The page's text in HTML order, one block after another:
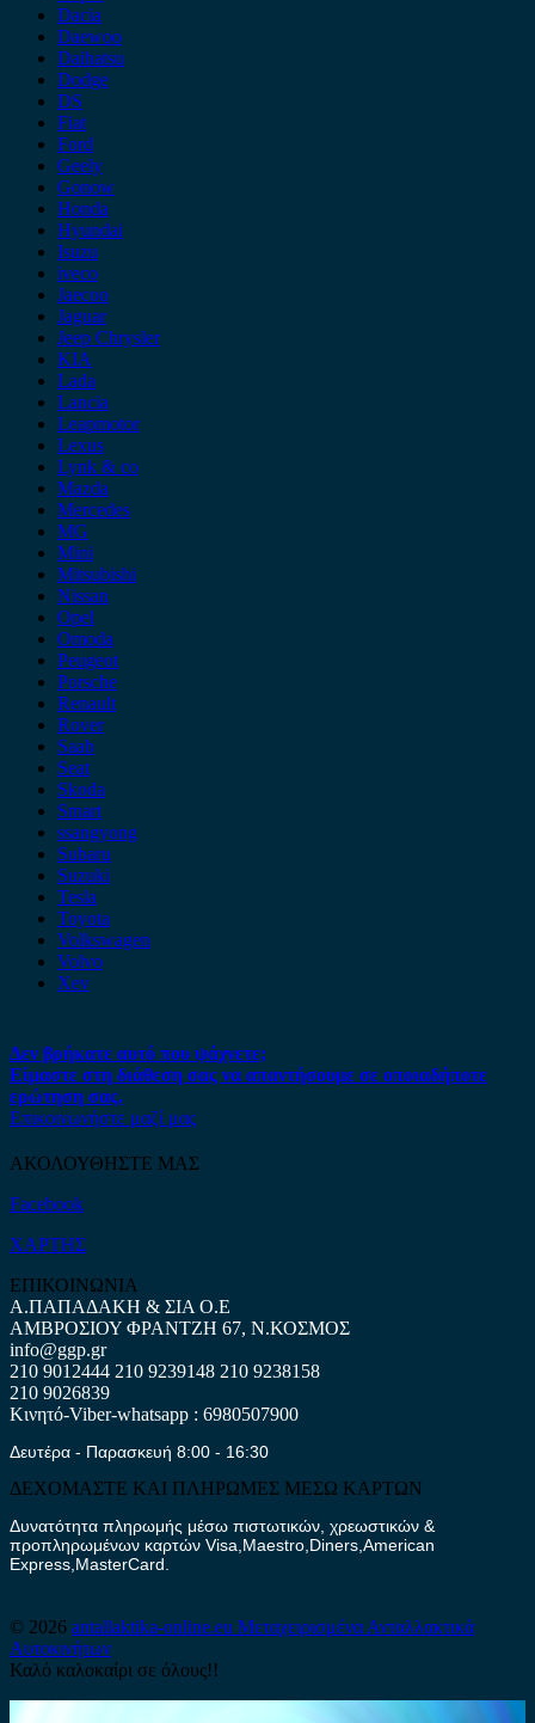
Dacia
Daewoo
Daihatsu
Dodge
DS
Fiat
Ford
Geely
Gonow
Honda
Hyundai
Isuzu
iveco
Jaecoo
Jaguar
Jeep Chrysler
KIA
Lada
Lancia
Leapmotor
Lexus
Lynk & co
Mazda
Mercedes
MG
Mini
Mitsubishi
Nissan
Opel
Omoda
Peugeot
Porsche
Renault
Rover
Saab
Seat
Skoda
Smart
ssangyong
Subaru
Suzuki
Tesla
Toyota
Volkswagen
Volvo
Xev
Δεν βρήκατε αυτό που ψάχνετε;
Είμαστε στη διάθεση σας να απαντήσουμε σε οποιαδήποτε
ερώτηση σας.
Επικοινωνήστε μαζί μας
ΑΚΟΛΟΥΘΗΣΤΕ ΜΑΣ
Facebook
ΧΑΡΤΗΣ
ΕΠΙΚΟΙΝΩΝΙΑ
Α.ΠΑΠΑΔΑΚΗ & ΣΙΑ Ο.Ε
ΑΜΒΡΟΣΙΟΥ ΦΡΑΝΤΖΗ 67, Ν.ΚΟΣΜΟΣ
info@ggp.gr
210 9012444 210 9239148 210 9238158
210 9026839
Κινητό-Viber-whatsapp : 6980507900
Δευτέρα - Παρασκευή 8:00 - 16:30
ΔΕΧΟΜΑΣΤΕ ΚΑΙ ΠΛΗΡΩΜΕΣ ΜΕΣΩ ΚΑΡΤΩΝ
Δυνατότητα πληρωμής μέσω πιστωτικών, χρεωστικών &
προπληρωμένων καρτών Visa,Maestro,Diners,American
Express,MasterCard.
© 2026 antallaktika-online.eu Μεταχειρισμένα Ανταλλακτικά
Αυτοκινήτων
Καλό καλοκαίρι σε όλους!!